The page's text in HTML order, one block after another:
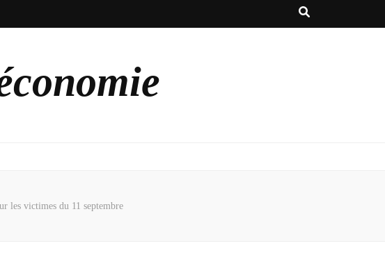
les victimes du 11 septembre